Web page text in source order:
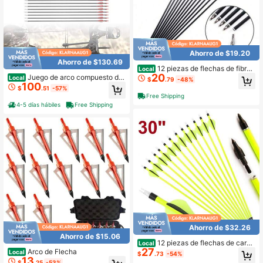
Ahorro de $130.69
Local Juego de arco compuesto de
34" 30-60lbs con 12 flechas. Conju
nto de caza y entrenamiento de arq
uería para diestros, para adultos
$100.51 -57%
4-5 días hábiles Free Shipping
Ahorro de $15.06
Local Arco de Flecha
Ahorro de $19.20
Local 12 piezas de flechas de fibra
de vidrio de 30" - Flechas de prácti
ca de tiro al blanco con puntas des
montables, eje duradero para arcos
recurvados y largos
$20.79 -48%
Free Shipping
Ahorro de $32.26
Local 12 piezas de flechas de carbo
no de arquería de 30 pulgadas para
práctica de tiro con arco compuest
$27.73 -54%